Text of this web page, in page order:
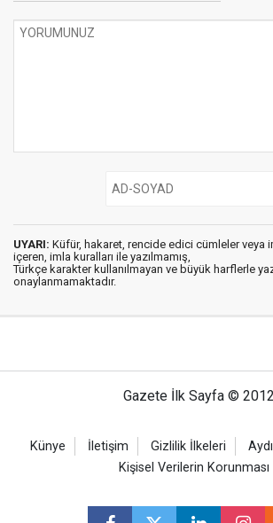
UYARI: Küfür, hakaret, rencide edici cümleler veya
içeren, imla kuralları ile yazılmamış,
Türkçe karakter kullanılmayan ve büyük harflerle
onaylanmamaktadır.
Gazete İlk Sayfa © 2012
Künye İletişim Gizlilik İlkeleri
Kişisel Verilerin Korunması